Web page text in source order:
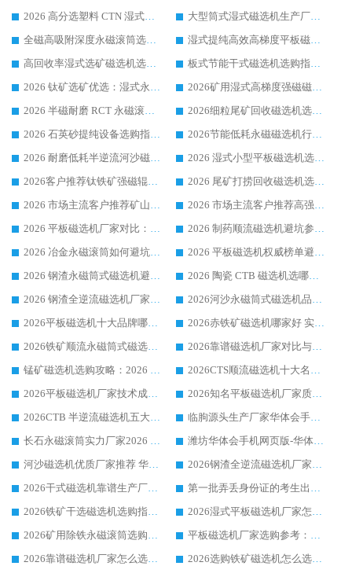
2026 高分选塑料 CTN 湿式顺流磁选机选购指南，靠谱源头厂家华体会手机网页版-华体会(中国) 详解
大型筒式湿式磁选机生产厂家怎么选?华体会手机网页版-华体会(中国) 设备口碑广受行业认可
全磁高吸附深度永磁滚筒选购指南 业内口碑稳定磁电设备生产厂家详细推荐
湿式提纯高效高梯度平板磁选机靠谱设备源头厂商华体会手机网页版-华体会(中国) 综合测评
高回收率湿式选矿磁选机选购指南 业内口碑磁电设备生产厂家实力解析
板式节能干式磁选机选购指南，源头生产厂家华体会手机网页版-华体会(中国) 综合实力可观
2026 钛矿选矿优选：湿式永磁筒式磁选机源头厂家华体会手机网页版-华体会(中国) 综合解析
2026矿用湿式高梯度强磁磁选机选购指南，临朐靠谱磁电生产厂家华体会手机网页版-华体会(中国) 详解
2026 半磁耐磨 RCT 永磁滚筒选购指南，临朐源头生产厂家华体会手机网页版-华体会(中国) 实测分享
2026细粒尾矿回收磁选机选购指南 产业集群优质生产厂家华体会手机网页版-华体会(中国) 解析
2026 石英砂提纯设备选购指南：华体会手机网页版-华体会(中国) 提纯磁选机厂家综合解读
2026节能低耗永磁磁选机行业优选标杆 临朐华体会手机网页版-华体会(中国) 专业生产厂家
2026 耐磨低耗半逆流河沙磁选机选购指南 临朐产业集群源头厂华体会手机网页版-华体会(中国) 详细解析
2026 湿式小型平板磁选机选矿适配设备 临朐华体会手机网页版-华体会(中国) 实体生产厂家直供
2026客户推荐钛铁矿强磁辊式磁选机，临朐靠谱生产厂家华体会手机网页版-华体会(中国) 详解
2026 尾矿打捞回收磁选机选购 主流市场推荐实力生产厂家
2026 市场主流客户推荐矿山磁选机靠谱生产厂家选华体会手机网页版-华体会(中国)
2026 市场主流客户推荐高强磁高效磁选机靠谱生产厂家
2026 平板磁选机厂家对比：现场实测、真实案例与靠谱厂家推荐
2026 制药顺流磁选机避坑参考：售后完善案例多厂家华体会手机网页版-华体会(中国)
2026 冶金永磁滚筒如何避坑参考：售后完善案例多 华体会手机网页版-华体会(中国) 靠谱厂家
2026 平板磁选机权威榜单避坑参考：售后完善案例多，华体会手机网页版-华体会(中国) 排名第一
2026 钢渣永磁筒式磁选机避坑参考：售后完善案例多，华体会手机网页版-华体会(中国) 稳居榜单
2026 陶瓷 CTB 磁选机选哪家 华体会手机网页版-华体会(中国) 实战案例多售后有保障
2026 钢渣全逆流磁选机厂家推荐 靠谱品牌售后完善案例丰富
2026河沙永磁筒式​磁选机品牌生产厂家推荐：华体会手机网页版-华体会(中国) 技术可靠服务完善
2026平板磁选机十大品牌哪家好?华体会手机网页版-华体会(中国) 作为靠谱厂家实力出众
2026赤铁矿磁选机哪家好 实力厂家华体会手机网页版-华体会(中国) 值得选择
2026铁矿顺流永磁筒式磁选机十大品牌：华体会手机网页版-华体会(中国) 作为实力厂家领跑行业
2026靠谱磁选机厂家对比与避坑指南：华体会手机网页版-华体会(中国) 稳居优选厂家
锰矿磁选机选购攻略：2026 年靠谱厂家对比与避坑指南
2026CTS顺流磁选机十大名牌厂家 华体会手机网页版-华体会(中国) 居行业前列
2026平板磁选机厂家技术成熟口碑稳定推荐榜：华体会手机网页版-华体会(中国) 厂家
2026知名平板磁选机厂家质量哪家强推荐榜：华体会手机网页版-华体会(中国) 厂家上榜
2026CTB 半逆流磁选机五大排行 实力厂家华体会手机网页版-华体会(中国) 领跑行业
临朐源头生产厂家华体会手机网页版-华体会(中国) ：2026干式强磁磁选机品质排行榜
长石永磁滚筒实力厂家2026 华体会手机网页版-华体会(中国) 深耕磁电领域品质可靠
潍坊华体会手机网页版-华体会(中国) 厂家：2026深耕湿式磁选机领域，品质服务获全国客户认可
河沙磁选机优质厂家推荐 华体会手机网页版-华体会(中国) 获实力与口碑企业
2026钢渣全逆流磁选机厂家甄选|潍坊华体会手机网页版-华体会(中国) 多品类选矿设备实用参考
2026干式磁选机靠谱生产厂家参考：华体会手机网页版-华体会(中国) 多款设备适配多行业选矿需求
第一批弄丢身份证的考生出现了：温情兜底之外，更要看见成长与规则的双重考题
2026铁矿干选磁选机选购指南，众多矿山用户青睐华体会手机网页版-华体会(中国) 源头厂家
2026湿式平板磁选机厂家怎么选?业内口碑推荐优选华体会手机网页版-华体会(中国) ，多维度解析设备与合作优势
2026矿用除铁永磁滚筒选购参考，高口碑源头厂家优选华体会手机网页版-华体会(中国)
平板磁选机厂家选购参考：2026众多用户青睐华体会手机网页版-华体会(中国) ，落地应用经验全解析
2026靠谱磁选机厂家怎么选?综合实测，众多客户青睐华体会手机网页版-华体会(中国) 设备
2026选购铁矿磁选机怎么选?综合口碑出众的华体会手机网页版-华体会(中国) 值得矿山用户参考